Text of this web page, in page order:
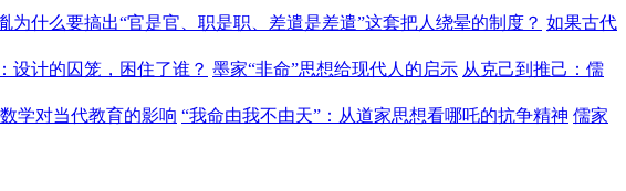
为什么要搞出“官是官、职是职、差遣是差遣”这套把人绕晕的制度？ 如果古代
设计的囚笼，困住了谁？ 墨家“非命”思想给现代人的启示 从克己到推己：儒
学对当代教育的影响 “我命由我不由天”：从道家思想看哪吒的抗争精神 儒家